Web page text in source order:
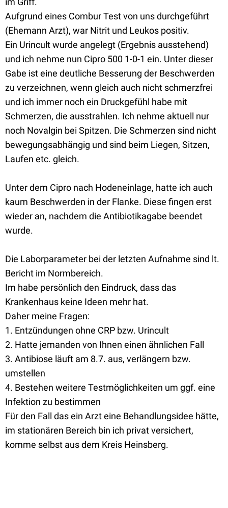
Aufgrund eines Combur Test von uns durchgeführt
(Ehemann Arzt), war Nitrit und Leukos positiv.
Ein Urincult wurde angelegt (Ergebnis ausstehend)
und ich nehme nun Cipro 500 1-0-1 ein. Unter dieser
Gabe ist eine deutliche Besserung der Beschwerden
zu verzeichnen, wenn gleich auch nicht schmerzfrei
und ich immer noch ein Druckgefühl habe mit
Schmerzen, die ausstrahlen. Ich nehme aktuell nur
noch Novalgin bei Spitzen. Die Schmerzen sind nicht
bewegungsabhängig und sind beim Liegen, Sitzen,
Laufen etc. gleich.
Unter dem Cipro nach Hodeneinlage, hatte ich auch
kaum Beschwerden in der Flanke. Diese fingen erst
wieder an, nachdem die Antibiotikagabe beendet
wurde.
Die Laborparameter bei der letzten Aufnahme sind lt.
Bericht im Normbereich.
Im habe persönlich den Eindruck, dass das
Krankenhaus keine Ideen mehr hat.
Daher meine Fragen:
1. Entzündungen ohne CRP bzw. Urincult
2. Hatte jemanden von Ihnen einen ähnlichen Fall
3. Antibiose läuft am 8.7. aus, verlängern bzw.
umstellen
4. Bestehen weitere Testmöglichkeiten um ggf. eine
Infektion zu bestimmen
Für den Fall das ein Arzt eine Behandlungsidee hätte,
im stationären Bereich bin ich privat versichert,
komme selbst aus dem Kreis Heinsberg.